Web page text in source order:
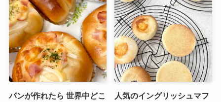
パンが作れたら 世界中どこ
人気のイングリッシュマフ